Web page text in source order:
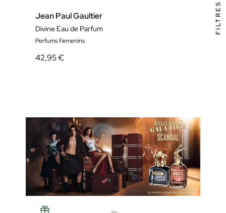
Jean Paul Gaultier
Divine Eau de Parfum
Perfums Femenins
42,95 €
FILTRES